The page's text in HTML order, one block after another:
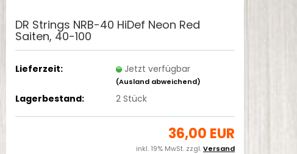
DR Strings NRB-40 HiDef Neon Red
Saiten, 40-100
Lieferzeit: Jetzt verfügbar
(Ausland abweichend)
Lagerbestand: 2 Stück
36,00 EUR
inkl. 19% MwSt. zzgl.Versand